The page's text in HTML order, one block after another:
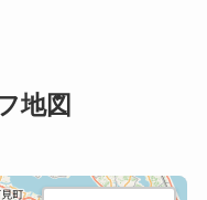
地図